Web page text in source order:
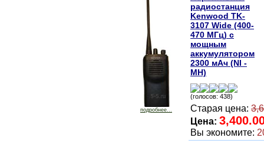
подробнее...
радиостанция
Kenwood TK-
3107 Wide (400-
470 МГц) с
мощным
аккумулятором
2300 мАч (NI -
MH)
(голосов: 438)
Старая цена:
Цена:
Вы экономите: